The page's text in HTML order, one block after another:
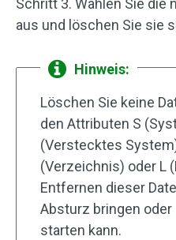
Schritt 3. Wählen Sie die
aus und löschen Sie sie
Hinweis:
Löschen Sie keine
den Attributen S
(Verstecktes
(Verzeichnis) oder L
Entfernen dieser
Absturz bringen
starten kann.